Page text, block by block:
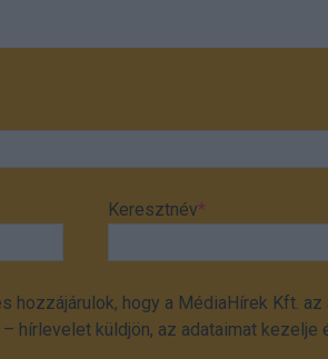
Keresztnév*
hozzájárulok, hogy a MédiaHírek Kft.
hírlevelet küldjön, az adataimat kezelje